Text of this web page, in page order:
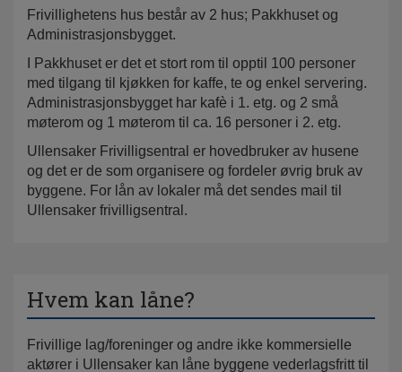
Frivillighetens hus består av 2 hus; Pakkhuset og
Administrasjonsbygget.
I Pakkhuset er det et stort rom til opptil 100 personer
med tilgang til kjøkken for kaffe, te og enkel servering.
Administrasjonsbygget har kafè i 1. etg. og 2 små
møterom og 1 møterom til ca. 16 personer i 2. etg.
Ullensaker Frivilligsentral er hovedbruker av husene
og det er de som organisere og fordeler øvrig bruk av
byggene. For lån av lokaler må det sendes mail til
Ullensaker frivilligsentral.
Hvem kan låne?
Frivillige lag/foreninger og andre ikke kommersielle
aktører i Ullensaker kan låne byggene vederlagsfritt til